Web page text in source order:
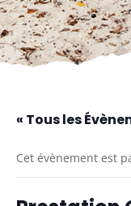
« Tous les
Cet évènement est